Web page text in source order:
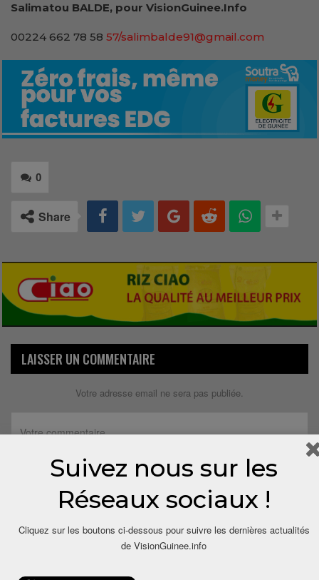
Salimatou BALDE, pour VisionGuinee.Info
00224 662 78 58 57/salimbalde91@gmail.com
0
Share
LAISSER UN COMMENTAIRE
Votre adresse email ne sera pas publiée.
Suivez nous sur les
Réseaux sociaux !
Cliquez sur les boutons ci-dessous pour suivre les dernières actualités
de VisionGuinee.info